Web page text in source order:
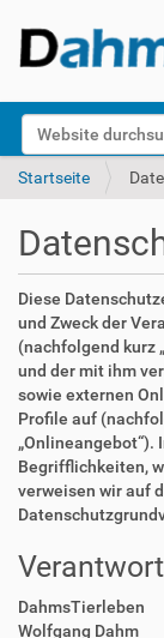
Website durchsuchen
k
Startseite
Diese
und Zweck der
(nachfolgend kurz
und der mit ihm
sowie externen
Profile auf
„Onlineangebot“).
Begrifflichkeiten,
verweisen wir auf
DahmsTierleben
Wolfgang Dahm